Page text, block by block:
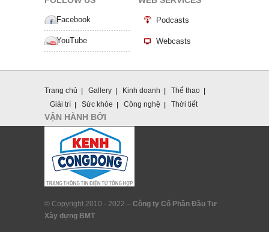
Facebook
YouTube
Podcasts
Webcasts
Trang chủ Gallery Kinh doanh
Thể thao
Giải trí
Sức khỏe Công nghệ Thời tiết
VẬN HÀNH BỞI
© Copyright 2010 - 2022 – Công ty Cổ Phần Đầu Tư
Xây dựng BMT